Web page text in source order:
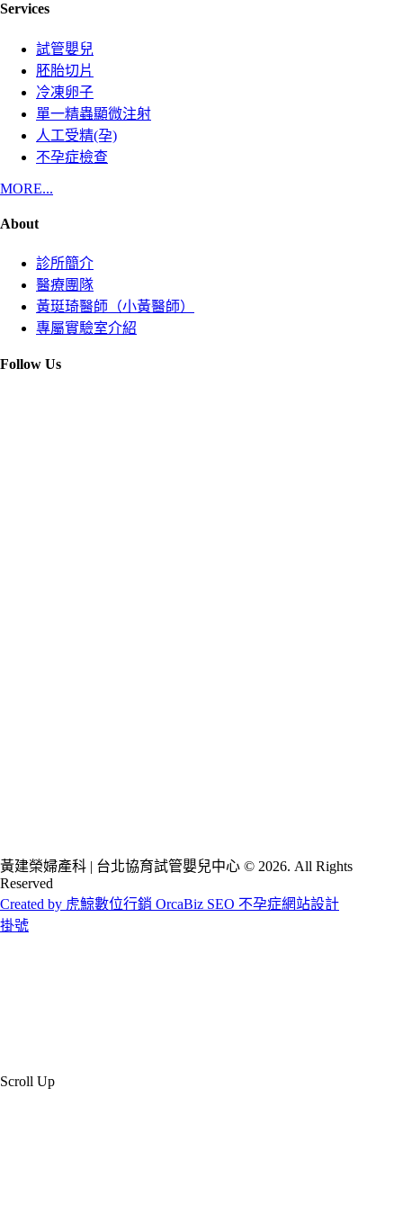
Services
試管嬰兒
胚胎切片
冷凍卵子
單一精蟲顯微注射
人工受精(孕)
不孕症檢查
MORE...
About
診所簡介
醫療團隊
黃珽琦醫師（小黃醫師）
專屬實驗室介紹
Follow Us
黃建榮婦產科 | 台北協育試管嬰兒中心 © 2026. All Rights
Reserved
Created by 虎鯨數位行銷 OrcaBiz SEO 不孕症網站設計
掛號
Scroll Up